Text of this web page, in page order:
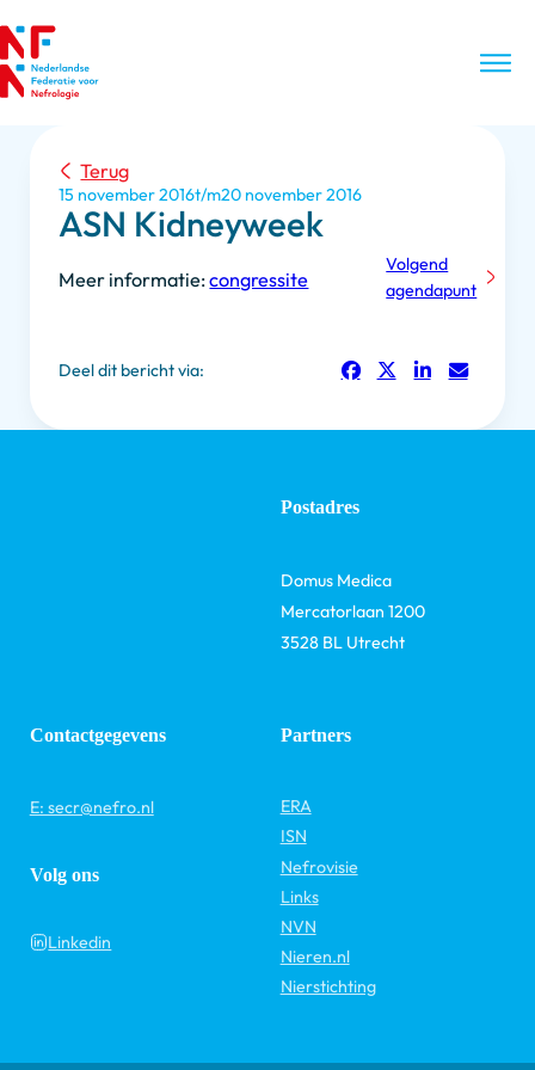
Terug
15 november 2016 20 november 2016
ASN Kidneyweek
Meer informatie:congressite
Deel dit bericht via:
Volgend
agendapunt
Postadres
Domus Medica
Mercatorlaan 1200
3528 BL Utrecht
Contactgegevens
E: secr@nefro.nl
Volg ons
Linkedin
Partners
ERA
ISN
Nefrovisie
Links
NVN
Nieren.nl
Nierstichting